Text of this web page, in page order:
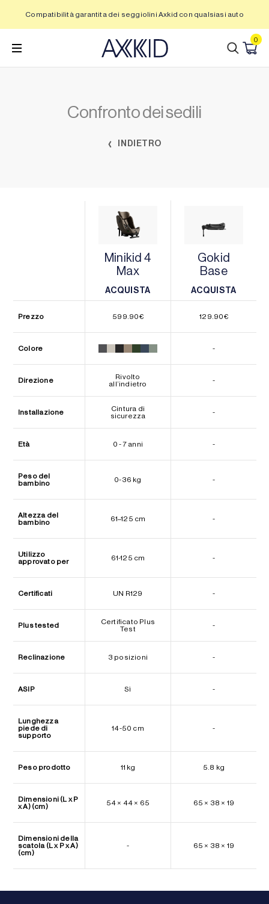
contenuto
Compatibilità garantita dei seggiolini Axkid con qualsiasi auto
0
Confronto dei sedili
INDIETRO
Minikid 4
Max
ACQUISTA
ACQUISTA
Gokid
Base
ACQUISTA
ACQUISTA
Prezzo 599.90€ 129.90€
Colore -
Direzione
Rivolto
all’indietro
-
Installazione
Cintura di
sicurezza
-
Età 0 - 7 anni -
Peso del
bambino
0-36 kg -
Altezza del
bambino
61–125 cm -
Utilizzo
approvato per
61-125 cm -
Certificati UN R129 -
Plus tested
Certificato Plus
Test
-
Reclinazione 3 posizioni -
ASIP Sì -
Lunghezza
piede di
supporto
14-50 cm -
Peso prodotto 11 kg 5.8 kg
Dimensioni (L x P
x A) (cm)
54 × 44 × 65 65 × 38 × 19
Dimensioni della
scatola (L x P x A)
(cm)
- 65 × 38 × 19